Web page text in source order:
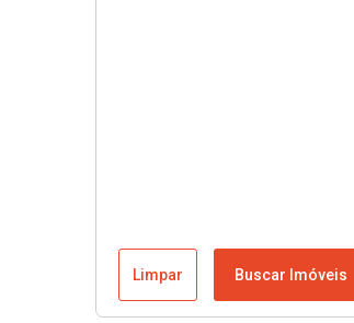
Limpar Buscar Imóveis